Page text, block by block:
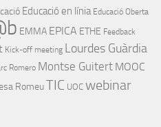
Educació en línia Educació Oberta
EMMA EPICA ETHE Feedback
Kick-off meeting Lourdes Guàrdia
Romero Montse Guitert MOOC
RomeuTIC UOC webinar